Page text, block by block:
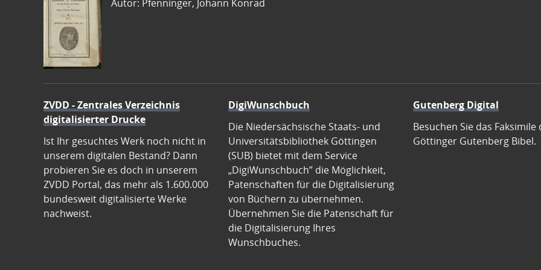
Autor: Pfenninger, Johann Konrad
ZVDD - Zentrales Verzeichnis
digitalisierter Drucke
Ist Ihr gesuchtes Werk noch nicht in
unserem digitalen Bestand? Dann
probieren Sie es doch in unserem
ZVDD Portal, das mehr als 1.600.000
bundesweit digitalisierte Werke
nachweist.
DigiWunschbuch
Die Niedersächsische Staats- und
Universitätsbibliothek Göttingen
(SUB) bietet mit dem Service
„DigiWunschbuch” die Möglichkeit,
Patenschaften für die Digitalisierung
von Büchern zu übernehmen.
Übernehmen Sie die Patenschaft für
die Digitalisierung Ihres
Wunschbuches.
Gutenberg Digital
Besuchen Sie das Faksimile
Göttinger Gutenberg Bibel.